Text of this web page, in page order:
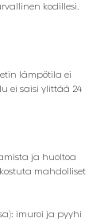
kodillesi.
lämpötila ei
ei saisi ylittää 24
ja huoltoa
mahdolliset
imuroi ja pyyhi